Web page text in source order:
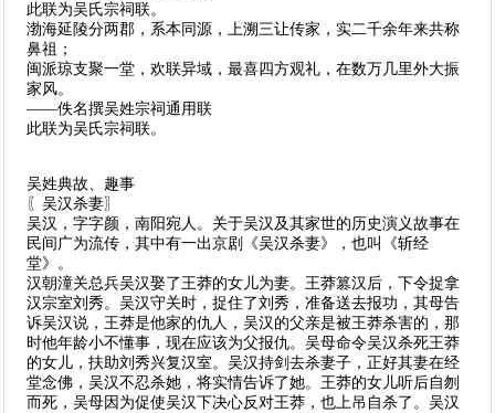
此联为吴氏宗祠联。
渤海延陵分两郡，系本同源，上溯三让传家，实二千余年来共称
鼻祖；
闽派琼支聚一堂，欢联异域，最喜四方观礼，在数万几里外大振
家风。
——佚名撰吴姓宗祠通用联
此联为吴氏宗祠联。
吴姓典故、趣事
〖吴汉杀妻〗
吴汉，字字颜，南阳宛人。关于吴汉及其家世的历史演义故事在
民间广为流传，其中有一出京剧《吴汉杀妻》，也叫《斩经
堂》。
汉朝潼关总兵吴汉娶了王莽的女儿为妻。王莽篡汉后，下令捉拿
汉宗室刘秀。吴汉守关时，捉住了刘秀，准备送去报功，其母告
诉吴汉说，王莽是他家的仇人，吴汉的父亲是被王莽杀害的，那
时他年龄小不懂事，现在应该为父报仇。吴母命令吴汉杀死王莽
的女儿，扶助刘秀兴复汉室。吴汉持剑去杀妻子，正好其妻在经
堂念佛，吴汉不忍杀她，将实情告诉了她。王莽的女儿听后自刎
而死，吴母因为促使吴汉下决心反对王莽，也上吊自杀了。吴汉